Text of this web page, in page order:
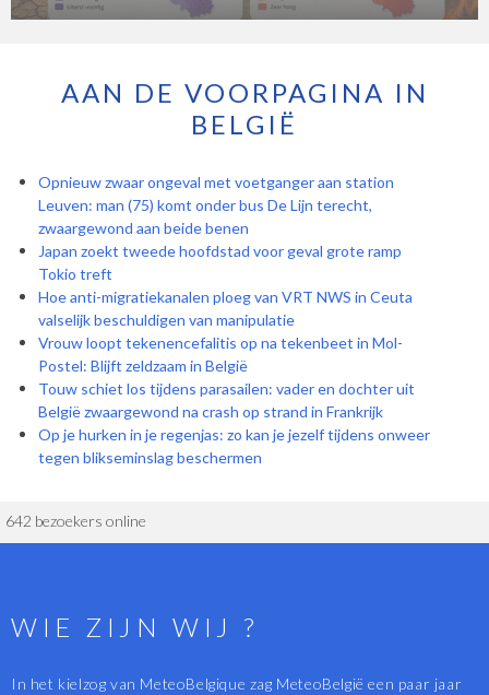
AAN DE VOORPAGINA IN
BELGIË
Opnieuw zwaar ongeval met voetganger aan station
Leuven: man (75) komt onder bus De Lijn terecht,
zwaargewond aan beide benen
Japan zoekt tweede hoofdstad voor geval grote ramp
Tokio treft
Hoe anti-migratiekanalen ploeg van VRT NWS in Ceuta
valselijk beschuldigen van manipulatie
Vrouw loopt tekenencefalitis op na tekenbeet in Mol-
Postel: Blijft zeldzaam in België
Touw schiet los tijdens parasailen: vader en dochter uit
België zwaargewond na crash op strand in Frankrijk
Op je hurken in je regenjas: zo kan je jezelf tijdens onweer
tegen blikseminslag beschermen
642 bezoekers online
WIE ZIJN WIJ ?
In het kielzog van MeteoBelgique zag MeteoBelgië een paar jaar